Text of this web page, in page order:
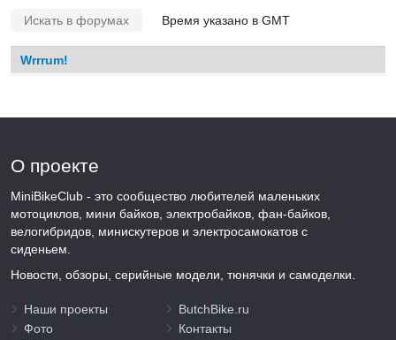
Искать в форумах Время указано в GMT
Wrrrum!
О проекте
MiniBikeClub - это сообщество любителей маленьких
мотоциклов, мини байков, электробайков, фан-байков,
велогибридов, минискутеров и электросамокатов с
сиденьем.
Новости, обзоры, серийные модели, тюнячки и самоделки.
Наши проекты
Фото
ButchBike.ru
Контакты